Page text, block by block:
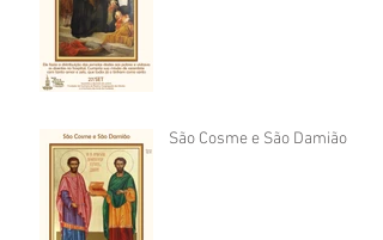
São Cosme e São Damião